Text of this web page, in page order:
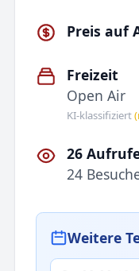
Preis auf
Freizeit
Open Air
KI-klassifiziert
26
24
Weitere